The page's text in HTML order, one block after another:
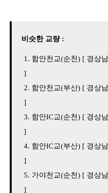
비슷한 교량 :
함안천교(순천) [ 경상
]
함안천교(부산) [ 경상
]
함안IC교(순천) [ 경상
]
함안IC교(부산) [ 경상
]
가야천교(순천) [ 경상
]